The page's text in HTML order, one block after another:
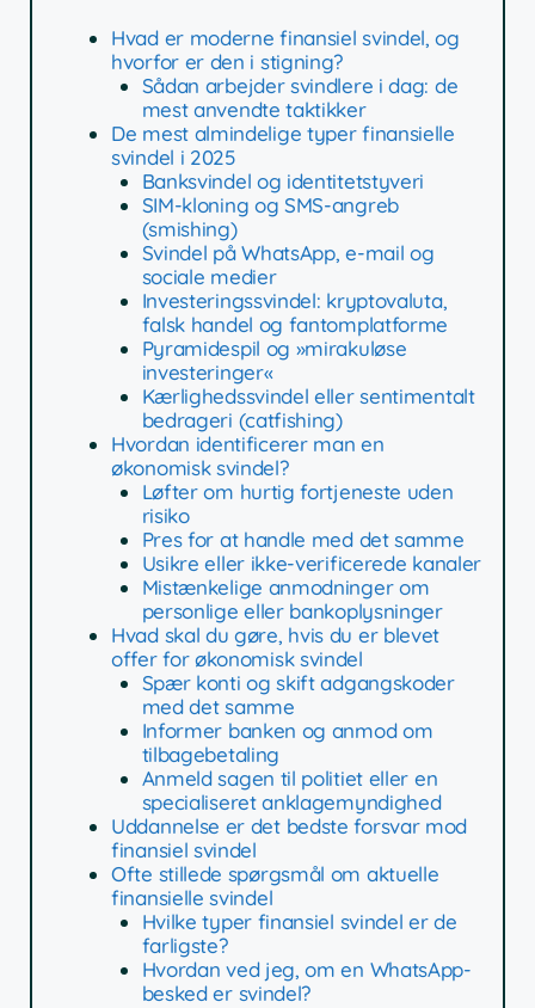
Hvad er moderne finansiel svindel, og
hvorfor er den i stigning?
Sådan arbejder svindlere i dag: de
mest anvendte taktikker
De mest almindelige typer finansielle
svindel i 2025
Banksvindel og identitetstyveri
SIM-kloning og SMS-angreb
(smishing)
Svindel på WhatsApp, e-mail og
sociale medier
Investeringssvindel: kryptovaluta,
falsk handel og fantomplatforme
Pyramidespil og »mirakuløse
investeringer«
Kærlighedssvindel eller sentimentalt
bedrageri (catfishing)
Hvordan identificerer man en
økonomisk svindel?
Løfter om hurtig fortjeneste uden
risiko
Pres for at handle med det samme
Usikre eller ikke-verificerede kanaler
Mistænkelige anmodninger om
personlige eller bankoplysninger
Hvad skal du gøre, hvis du er blevet
offer for økonomisk svindel
Spær konti og skift adgangskoder
med det samme
Informer banken og anmod om
tilbagebetaling
Anmeld sagen til politiet eller en
specialiseret anklagemyndighed
Uddannelse er det bedste forsvar mod
finansiel svindel
Ofte stillede spørgsmål om aktuelle
finansielle svindel
Hvilke typer finansiel svindel er de
farligste?
Hvordan ved jeg, om en WhatsApp-
besked er svindel?